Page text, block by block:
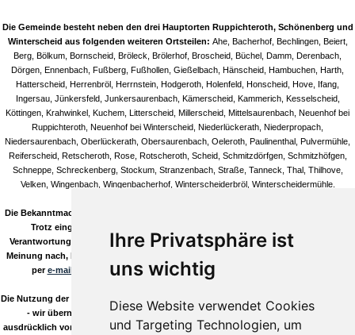
Ihre Privatsphäre ist
uns wichtig
Diese Website verwendet Cookies
und Targeting Technologien, um
Die Gemeinde besteht neben den drei Hauptorten Ruppichteroth, Schönenberg und
Winterscheid aus folgenden weiteren Ortsteilen: Ahe, Bacherhof, Bechlingen, Beiert,
Berg, Bölkum, Bornscheid, Bröleck, Brölerhof, Broscheid, Büchel, Damm, Derenbach,
Dörgen, Ennenbach, Fußberg, Fußhollen, Gießelbach, Hänscheid, Hambuchen, Harth,
Hatterscheid, Herrenbröl, Herrnstein, Hodgeroth, Holenfeld, Honscheid, Hove, Ifang,
Ingersau, Jünkersfeld, Junkersaurenbach, Kämerscheid, Kammerich, Kesselscheid,
Köttingen, Krahwinkel, Kuchem, Litterscheid, Millerscheid, Mittelsaurenbach, Neuenhof bei
Ruppichteroth, Neuenhof bei Winterscheid, Niederlückerath, Niederpropach,
Niedersaurenbach, Oberlückerath, Obersaurenbach, Oeleroth, Paulinenthal, Pulvermühle,
Reiferscheid, Retscheroth, Rose, Rotscheroth, Scheid, Schmitzdörfgen, Schmitzhöfgen,
Schneppe, Schreckenberg, Stockum, Stranzenbach, Straße, Tanneck, Thal, Thilhove,
Velken, Wingenbach, Wingenbacherhof, Winterscheiderbröl, Winterscheidermühle.
Die Bekanntmachungen in unseren Artikeln/Terminen sind natürlich ohne Gewähr!
Trotz eingehender Kontrolle durch unsere Redaktion können wir keine
Verantwortung für die Inhalte verlinkter Seiten übernehmen. Sollten Sie auf, Ihrer
Meinung nach, bedenkliche Inhalte stoßen so informieren Sie uns bitte umgehend
pere-mail ! Sie helfen uns damit den Qualitässtandard hoch zu halten.
Die Nutzung der Daten aus unserem Download Verzeichnis erfolgt auf eigene Gefahr
- wir übernehmen keinerlei Gewähr, es gilt die GPL! Wir distanzieren uns
ausdrücklich von den Links dieser Seite zu anderen Seiten und stellen klar, dass wir